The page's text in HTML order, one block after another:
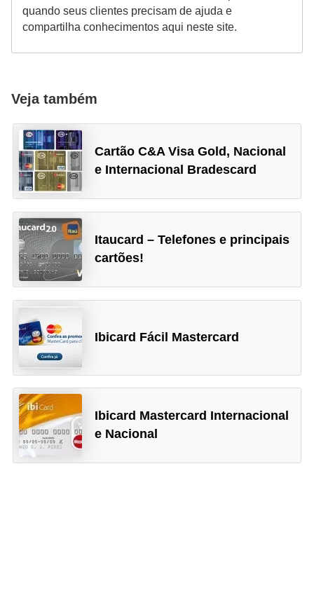
quando seus clientes precisam de ajuda e
compartilha conhecimentos aqui neste site.
Veja também
Cartão C&A Visa Gold, Nacional
e Internacional Bradescard
Itaucard – Telefones e principais
cartões!
Ibicard Fácil Mastercard
Ibicard Mastercard Internacional
e Nacional